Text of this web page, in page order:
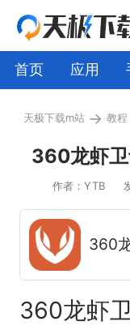
首页 应用
天极下载m站 → 教程
360龙虾卫
作者：YTB
360
360龙虾